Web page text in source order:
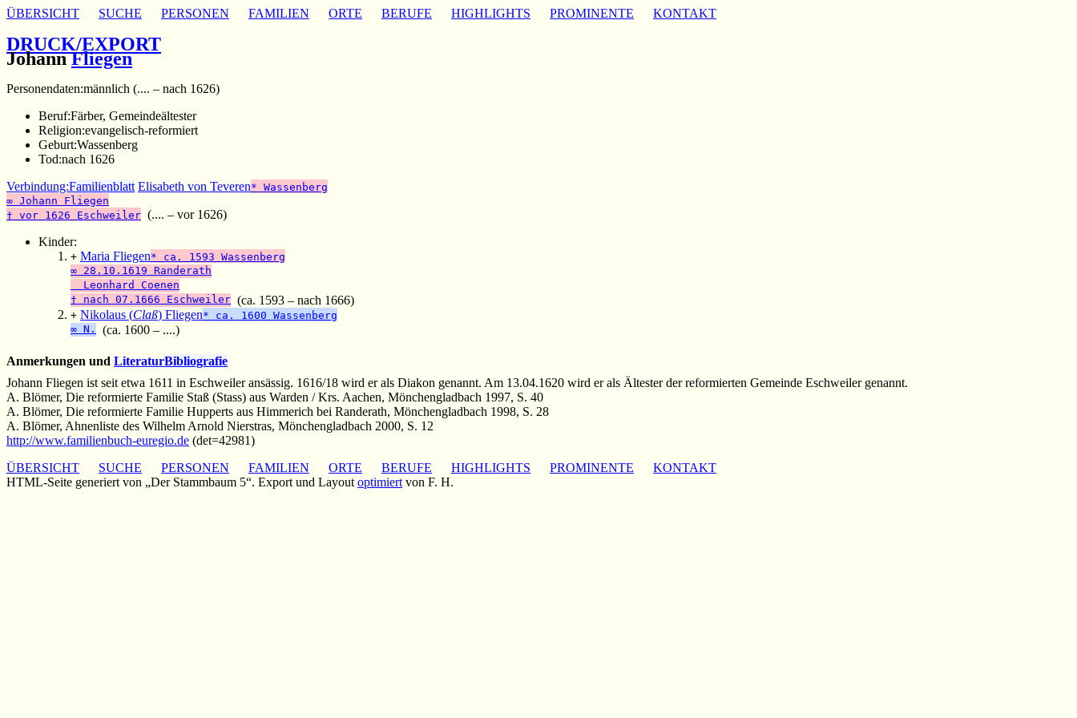
ÜBERSICHT SUCHE PERSONEN FAMILIEN ORTE BERUFE HIGHLIGHTS PROMINENTE KONTAKT
DRUCK/EXPORT
JohannFliegen
Personendaten:männlich (.... – nach 1626)
Beruf:Färber, Gemeindeältester
Religion:evangelisch-reformiert
Geburt:Wassenberg
Tod:nach 1626
Verbindung:Familienblatt Elisabeth von Teveren* Wassenberg
∞ Johann Fliegen
† vor 1626 Eschweiler (.... – vor 1626)
Kinder:
+ Maria Fliegen* ca. 1593 Wassenberg
∞ 28.10.1619 Randerath
Leonhard Coenen
† nach 07.1666 Eschweiler (ca. 1593 – nach 1666)
+ Nikolaus (Claß) Fliegen* ca. 1600 Wassenberg
∞ N. (ca. 1600 – ....)
Anmerkungen und LiteraturBibliografie
Johann Fliegen ist seit etwa 1611 in Eschweiler ansässig. 1616/18 wird er als Diakon genannt. Am 13.04.1620 wird er als Ältester der reformierten Gemeinde Eschweiler genannt.
A. Blömer, Die reformierte Familie Staß (Stass) aus Warden / Krs. Aachen, Mönchengladbach 1997, S. 40
A. Blömer, Die reformierte Familie Hupperts aus Himmerich bei Randerath, Mönchengladbach 1998, S. 28
A. Blömer, Ahnenliste des Wilhelm Arnold Nierstras, Mönchengladbach 2000, S. 12
http://www.familienbuch-euregio.de (det=42981)
ÜBERSICHT
SUCHE PERSONEN FAMILIEN ORTE BERUFE HIGHLIGHTS PROMINENTE
KONTAKT
HTML-Seite generiert von „Der Stammbaum 5“. Export und Layout optimiert von F. H.